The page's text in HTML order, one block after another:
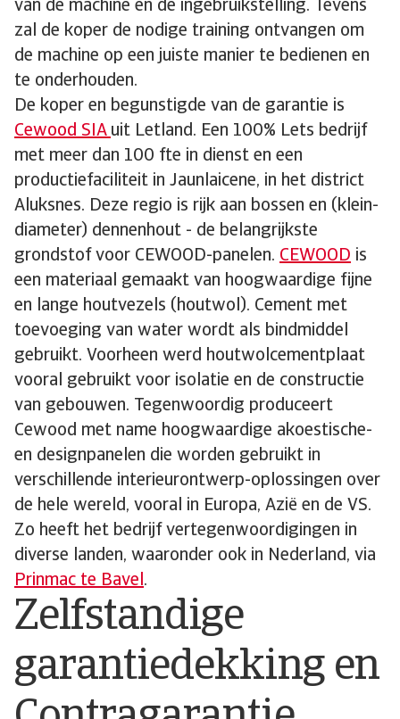
van de machine en de ingebruikstelling. Tevens
zal de koper de nodige training ontvangen om
de machine op een juiste manier te bedienen en
te onderhouden.
De koper en begunstigde van de garantie is
Cewood SIA uit Letland. Een 100% Lets bedrijf
met meer dan 100 fte in dienst en een
productiefaciliteit in Jaunlaicene, in het district
Aluksnes. Deze regio is rijk aan bossen en (klein-
diameter) dennenhout - de belangrijkste
grondstof voor CEWOOD-panelen. CEWOOD is
een materiaal gemaakt van hoogwaardige fijne
en lange houtvezels (houtwol). Cement met
toevoeging van water wordt als bindmiddel
gebruikt. Voorheen werd houtwolcementplaat
vooral gebruikt voor isolatie en de constructie
van gebouwen. Tegenwoordig produceert
Cewood met name hoogwaardige akoestische-
en designpanelen die worden gebruikt in
verschillende interieurontwerp-oplossingen over
de hele wereld, vooral in Europa, Azië en de VS.
Zo heeft het bedrijf vertegenwoordigingen in
diverse landen, waaronder ook in Nederland, via
Prinmac te Bavel.
Zelfstandige
garantiedekking en